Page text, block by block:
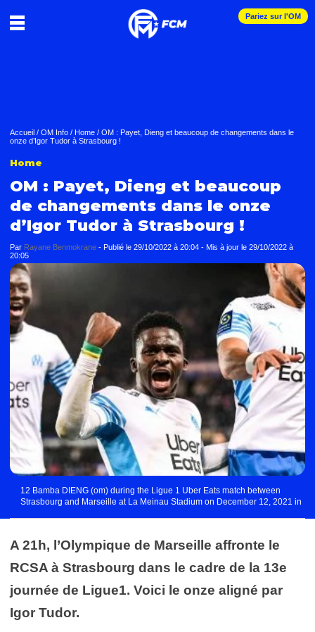
Pariez sur l'OM
Accueil / OM Info / Home / OM : Payet, Dieng et beaucoup de changements dans le
onze d’Igor Tudor à Strasbourg !
Home
OM : Payet, Dieng et beaucoup
de changements dans le onze
d’Igor Tudor à Strasbourg !
Par Rayane Benmokrane - Publié le 29/10/2022 à 20:04 - Mis à jour le 29/10/2022 à
20:05
12 Bamba DIENG (om) during the Ligue 1 Uber Eats match between
Strasbourg and Marseille at La Meinau Stadium on December 12, 2021 in
A 21h, l’Olympique de Marseille affronte le
RCSA à Strasbourg dans le cadre de la 13e
journée de Ligue1. Voici le onze aligné par
Igor Tudor.